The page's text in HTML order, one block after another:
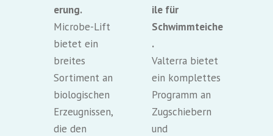
erung.
Microbe-Lift
bietet ein
breites
Sortiment an
biologischen
Erzeugnissen,
die den
ile für
Schwimmteiche
.
Valterra bietet
ein komplettes
Programm an
Zugschiebern
und